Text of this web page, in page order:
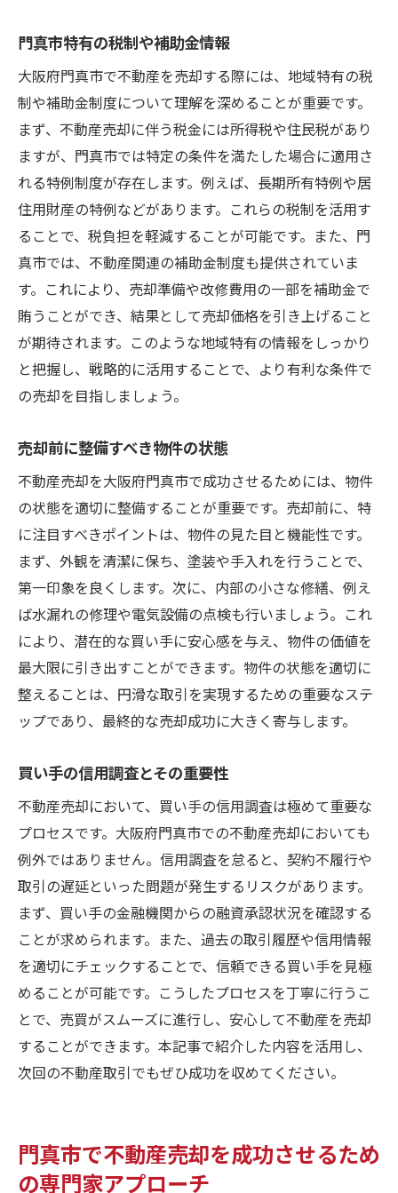
門真市特有の税制や補助金情報
大阪府門真市で不動産を売却する際には、地域特有の税
制や補助金制度について理解を深めることが重要です。
まず、不動産売却に伴う税金には所得税や住民税があり
ますが、門真市では特定の条件を満たした場合に適用さ
れる特例制度が存在します。例えば、長期所有特例や居
住用財産の特例などがあります。これらの税制を活用す
ることで、税負担を軽減することが可能です。また、門
真市では、不動産関連の補助金制度も提供されていま
す。これにより、売却準備や改修費用の一部を補助金で
賄うことができ、結果として売却価格を引き上げること
が期待されます。このような地域特有の情報をしっかり
と把握し、戦略的に活用することで、より有利な条件で
の売却を目指しましょう。
売却前に整備すべき物件の状態
不動産売却を大阪府門真市で成功させるためには、物件
の状態を適切に整備することが重要です。売却前に、特
に注目すべきポイントは、物件の見た目と機能性です。
まず、外観を清潔に保ち、塗装や手入れを行うことで、
第一印象を良くします。次に、内部の小さな修繕、例え
ば水漏れの修理や電気設備の点検も行いましょう。これ
により、潜在的な買い手に安心感を与え、物件の価値を
最大限に引き出すことができます。物件の状態を適切に
整えることは、円滑な取引を実現するための重要なステ
ップであり、最終的な売却成功に大きく寄与します。
買い手の信用調査とその重要性
不動産売却において、買い手の信用調査は極めて重要な
プロセスです。大阪府門真市での不動産売却においても
例外ではありません。信用調査を怠ると、契約不履行や
取引の遅延といった問題が発生するリスクがあります。
まず、買い手の金融機関からの融資承認状況を確認する
ことが求められます。また、過去の取引履歴や信用情報
を適切にチェックすることで、信頼できる買い手を見極
めることが可能です。こうしたプロセスを丁寧に行うこ
とで、売買がスムーズに進行し、安心して不動産を売却
することができます。本記事で紹介した内容を活用し、
次回の不動産取引でもぜひ成功を収めてください。
門真市で不動産売却を成功させるため
の専門家アプローチ